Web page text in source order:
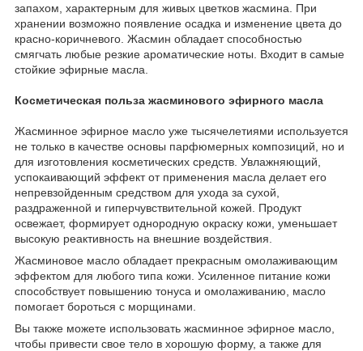
запахом, характерным для живых цветков жасмина. При
хранении возможно появление осадка и изменение цвета до
красно-коричневого. Жасмин обладает способностью
смягчать любые резкие ароматические ноты. Входит в самые
стойкие эфирные масла.
Косметическая польза жасминового эфирного масла
Жасминное эфирное масло уже тысячелетиями используется
не только в качестве основы парфюмерных композиций, но и
для изготовления косметических средств. Увлажняющий,
успокаивающий эффект от применения масла делает его
непревзойденным средством для ухода за сухой,
раздраженной и гиперчувствительной кожей. Продукт
освежает, формирует однородную окраску кожи, уменьшает
высокую реактивность на внешние воздействия.
Жасминовое масло обладает прекрасным омолаживающим
эффектом для любого типа кожи. Усиленное питание кожи
способствует повышению тонуса и омолаживанию, масло
помогает бороться с морщинами.
Вы также можете использовать жасминное эфирное масло,
чтобы привести свое тело в хорошую форму, а также для